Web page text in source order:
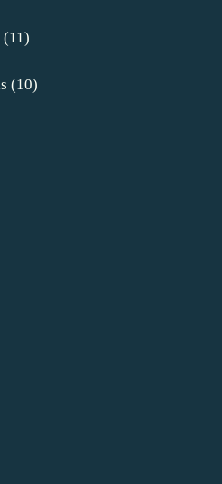
(11)
(10)